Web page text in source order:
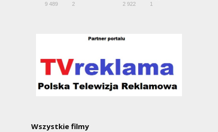
kosiarką POTTINGER
9 489 2 2 922 1
Wszystkie filmy